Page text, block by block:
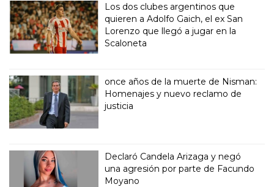
Los dos clubes argentinos que
quieren a Adolfo Gaich, el ex San
Lorenzo que llegó a jugar en la
Scaloneta
once años de la muerte de Nisman:
Homenajes y nuevo reclamo de
justicia
Declaró Candela Arizaga y negó
una agresión por parte de Facundo
Moyano